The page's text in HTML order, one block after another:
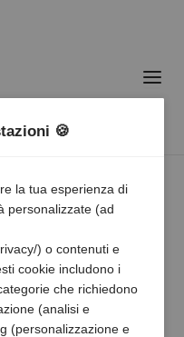
🍪
la tua esperienza di
personalizzate (ad
) o contenuti e
cookie includono i
che richiedono
(analisi e
(personalizzazione e